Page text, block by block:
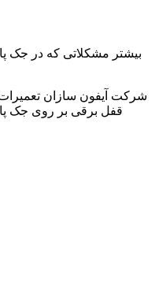
بیشتر مشکلاتی که در جک
شرکت آیفون سازان
قفل برقی بر روی جک